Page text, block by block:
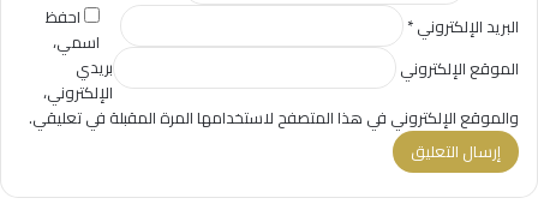
البريد الإلكتروني*
الموقع الإلكتروني
احفظ
اسمي،
بريدي
الإلكتروني،
والموقع الإلكتروني في هذا المتصفح لاستخدامها المرة المقبلة في تعليقي.